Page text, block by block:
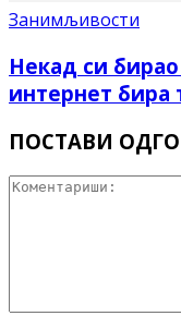
Занимљивости
Некад си
интернет бира
ПОСТАВИ